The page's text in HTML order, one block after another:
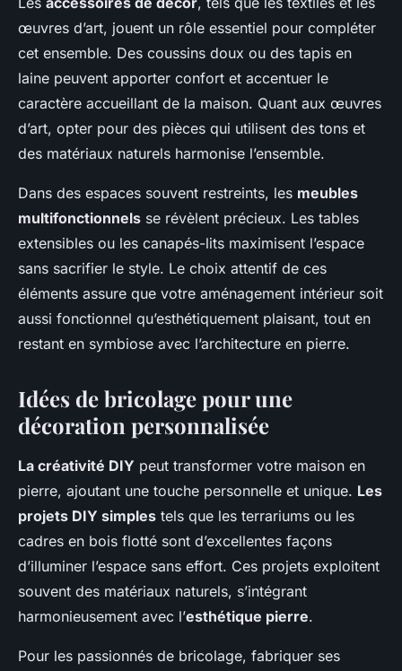
œuvres d’art, jouent un rôle essentiel pour compléter
cet ensemble. Des coussins doux ou des tapis en
laine peuvent apporter confort et accentuer le
caractère accueillant de la maison. Quant aux œuvres
d’art, opter pour des pièces qui utilisent des tons et
des matériaux naturels harmonise l’ensemble.
Dans des espaces souvent restreints, les meubles
multifonctionnels se révèlent précieux. Les tables
extensibles ou les canapés-lits maximisent l’espace
sans sacrifier le style. Le choix attentif de ces
éléments assure que votre aménagement intérieur soit
aussi fonctionnel qu’esthétiquement plaisant, tout en
restant en symbiose avec l’architecture en pierre.
Idées de bricolage pour une
décoration personnalisée
La créativité DIY peut transformer votre maison en
pierre, ajoutant une touche personnelle et unique. Les
projets DIY simples tels que les terrariums ou les
cadres en bois flotté sont d’excellentes façons
d’illuminer l’espace sans effort. Ces projets exploitent
souvent des matériaux naturels, s’intégrant
harmonieusement avec l’esthétique pierre.
Pour les passionnés de bricolage, fabriquer ses